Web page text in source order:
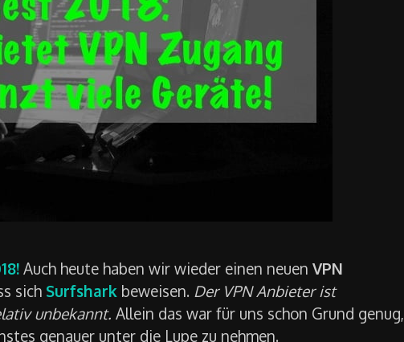
Auch heute haben wir wieder einen neuen VPN
sich Surfshark beweisen. Der VPN Anbieter ist
unbekannt. Allein das war für uns schon Grund genug,
genauer unter die Lupe zu nehmen.